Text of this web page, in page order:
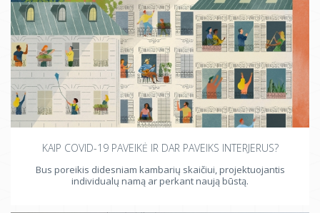
KAIP COVID-19 PAVEIKĖ IR DAR PAVEIKS INTERJERUS?
Bus poreikis didesniam kambarių skaičiui, projektuojantis
individualų namą ar perkant naują būstą.